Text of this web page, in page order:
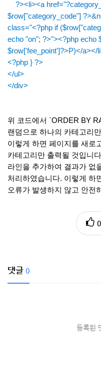
?><li><a
$row["category_code"]
class="<?php if
echo "on"; ?>"><?php echo
$row['fee_point']?>P)</a></
<?php } ?>
</ul>
</div>
위 코드에서 `ORDER BY
랜덤으로 하나의 카테고리
이렇게 하면 페이지를 새로
카테고리만 출력될 것입니
라인을 추가하여 결과가 없
처리하였습니다. 이렇게 하
오류가 발생하지 않고 안전
0
댓글 0
등록된